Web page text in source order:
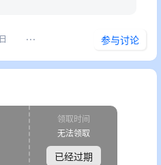
参与讨论
领取时间
无法领取
已经过期